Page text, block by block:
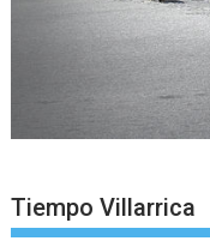
Tiempo Villarrica